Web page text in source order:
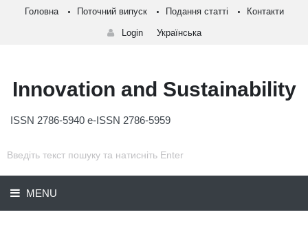
Головна Поточний випуск Подання статті Контакти
Login Українська
Innovation and Sustainability
ISSN 2786-5940 e-ISSN 2786-5959
MENU